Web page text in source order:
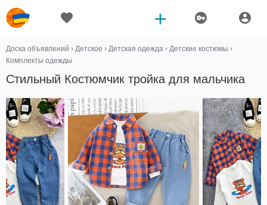
Доска объявлений › Детское › Детская одежда › Детские костюмы ›
Комплекты одежды
Стильный Костюмчик тройка для мальчика